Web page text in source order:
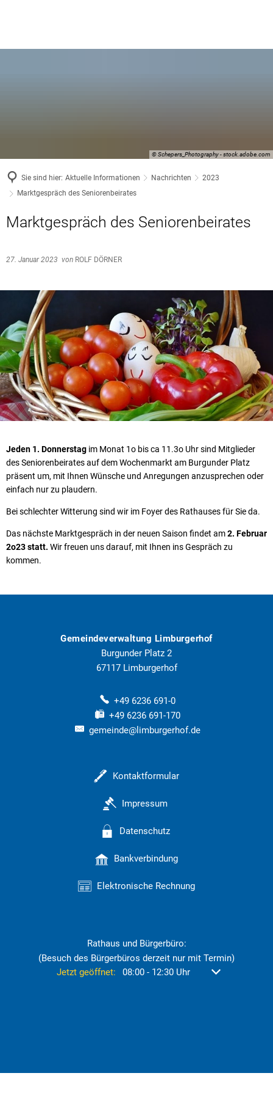
© Schepers_Photography - stock.adobe.com
Sie sind hier: Aktuelle Informationen Nachrichten
2023
Marktgespräch des Seniorenbeirates
Marktgespräch des Seniorenbeirates
27. Januar 2023 von ROLF DÖRNER
Jeden 1. Donnerstag im Monat 1o bis ca 11.3o Uhr sind Mitglieder
des Seniorenbeirates auf dem Wochenmarkt am Burgunder Platz
präsent um, mit Ihnen Wünsche und Anregungen anzusprechen oder
einfach nur zu plaudern.
Bei schlechter Witterung sind wir im Foyer des Rathauses für Sie da.
Das nächste Marktgespräch in der neuen Saison findet am2. Februar
2o23 statt. Wir freuen uns darauf, mit Ihnen ins Gespräch zu
kommen.
Gemeindeverwaltung Limburgerhof
Burgunder Platz 2
67117 Limburgerhof
+49 6236 691-0
+49 6236 691-170
gemeinde@limburgerhof.de
Kontaktformular
Impressum
Datenschutz
Bankverbindung
Elektronische Rechnung
Rathaus und Bürgerbüro:
(Besuch des Bürgerbüros derzeit nur mit Termin)
Klicken, um weitere Öffnungs- oder Schließzeiten
Jetzt geöffnet: 08:00 - 12:30 Uhr Von 08:00 bis